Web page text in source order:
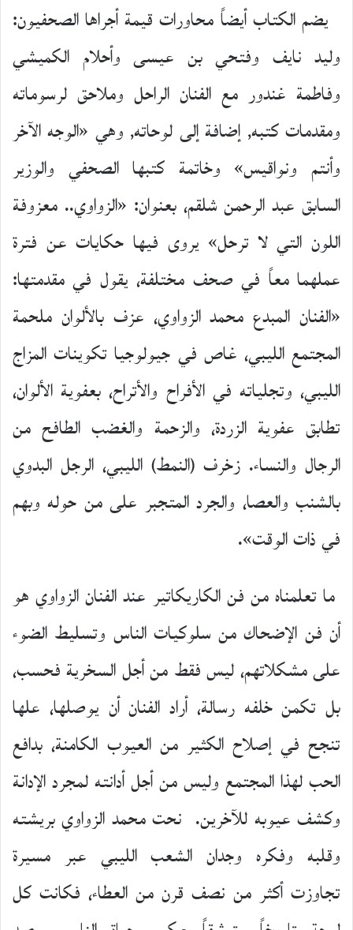
يضم الكتاب أيضاً محاورات قيمة أجراها الصحفيون:
وليد نايف وفتحي بن عيسى وأحلام الكميشي
وفاطمة غندور مع الفنان الراحل وملاحق لرسوماته
ومقدمات كتبه٬ إضافة إلى لوحاته٬ وهي «الوجه الآخر
وأنتم ونواقيس» وخاتمة كتبها الصحفي والوزير
السابق عبد الرحمن شلقم، بعنوان: «الزواوي.. معزوفة
اللون التي لا ترحل» يروى فيها حكايات عن فترة
عملهما معاً في صحف مختلفة، يقول في مقدمتها:
«الفنان المبدع محمد الزواوي، عزف بالألوان ملحمة
المجتمع الليبي، غاص في جيولوجيا تكوينات المزاج
الليبي، وتجلياته في الأفراح والأتراح، بعفوية الألوان،
تطابق عفوية الزردة، والزحمة والغضب الطافح من
الرجال والنساء. زخرف (النمط) الليبي، الرجل البدوي
بالشنب والعصا، والجرد المتجبر على من حوله وبهم
في ذات الوقت».
ما تعلمناه من فن الكاريكاتير عند الفنان الزواوي هو
أن فن الإضحاك من سلوكيات الناس وتسليط الضوء
على مشكلاتهم، ليس فقط من أجل السخرية فحسب،
بل تكمن خلفه رسالة، أراد الفنان أن يوصلها، علها
تنجح في إصلاح الكثير من العيوب الكامنة، بدافع
الحب لهذا المجتمع وليس من أجل أدانته لمجرد الإدانة
وكشف عيوبه للآخرين. نحت محمد الزواوي بريشته
وقلبه وفكره وجدان الشعب الليبي عبر مسيرة
تجاوزت أكثر من نصف قرن من العطاء، فكانت كل